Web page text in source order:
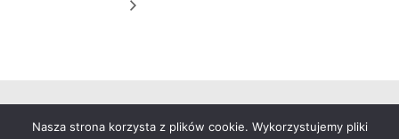
© 2026 Duszpasterstwo Akademickie Św. Anny.
Nasza strona korzysta z plików cookie. Wykorzystujemy pliki